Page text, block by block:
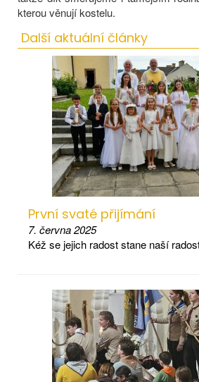
kterou věnují kostelu.
Další aktuální články
První svaté přijímání
7. června 2025
Kéž se jejich radost stane naší